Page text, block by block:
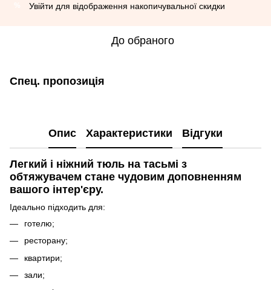
Увійти для відображення накопичувальної скидки
До обраного
Спец. пропозиція
Опис Характеристики Відгуки
Легкий і ніжний тюль на тасьмі з
обтяжувачем стане чудовим доповненням
вашого інтер'єру.
Ідеально підходить для:
готелю;
ресторану;
квартири;
зали;